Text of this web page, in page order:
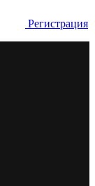
Регистрация